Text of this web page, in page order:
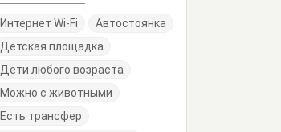
Интернет Wi-Fi
Автостоянка
Детская площадка
Дети любого возраста
Можно с животными
Есть трансфер